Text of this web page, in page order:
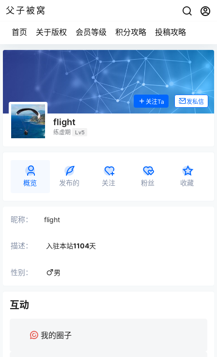
父子被窝
首页 关于版权 会员等级 积分攻略 投稿攻略
flight
练虚期 Lv5
关注Ta 发私信
概览 发布的 关注 粉丝 收藏
昵称： flight
描述： 入驻本站1104天
性别： 男
互动
我的圈子